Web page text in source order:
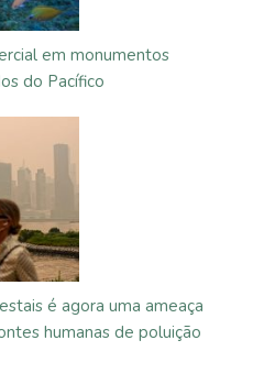
em monumentos
do Pacífico
é agora uma ameaça
humanas de poluição